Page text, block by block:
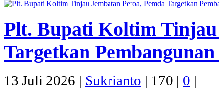
Plt. Bupati Koltim Tinjau
Targetkan
13 Juli 2026 | Sukrianto | 170 | 0 |